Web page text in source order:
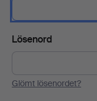
Lösenord
Glömt lösenordet?